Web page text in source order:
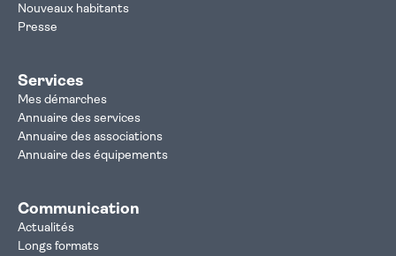
Nouveaux habitants
Presse
Services
Mes démarches
Annuaire des services
Annuaire des associations
Annuaire des équipements
Communication
Actualités
Longs formats